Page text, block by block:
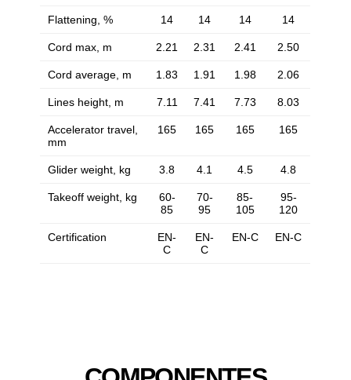
Flattening, % 14 14 14 14
Cord max, m 2.21 2.31 2.41 2.50
Cord average, m 1.83 1.91 1.98 2.06
Lines height, m 7.11 7.41 7.73 8.03
Accelerator travel,
mm
165 165 165 165
Glider weight, kg 3.8 4.1 4.5 4.8
Takeoff weight, kg
60-
85
70-
95
85-
105
95-
120
Certification
EN-
C
EN-
C
EN-C EN-C